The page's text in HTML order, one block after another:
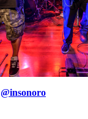
@insonoro